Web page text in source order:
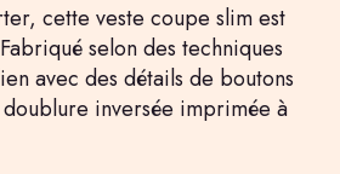
cette veste coupe slim est
selon des techniques
avec des détails de boutons
inversée imprimée à